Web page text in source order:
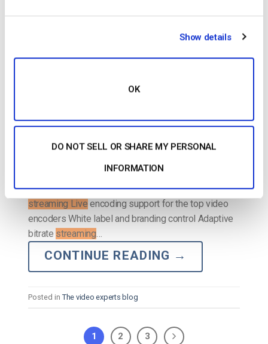
Show details
OK
DO NOT SELL OR SHARE MY PERSONAL
INFORMATION
POSTED ONMAY 5, 2026
…support RTMP Encoder for ingesting HLS
streamingLow latency HTML5 channels for video
streaming Live encoding support for the top video
encoders White label and branding control Adaptive
bitrate streaming…
CONTINUE READING →
Posted in The video experts blog
1 2 3